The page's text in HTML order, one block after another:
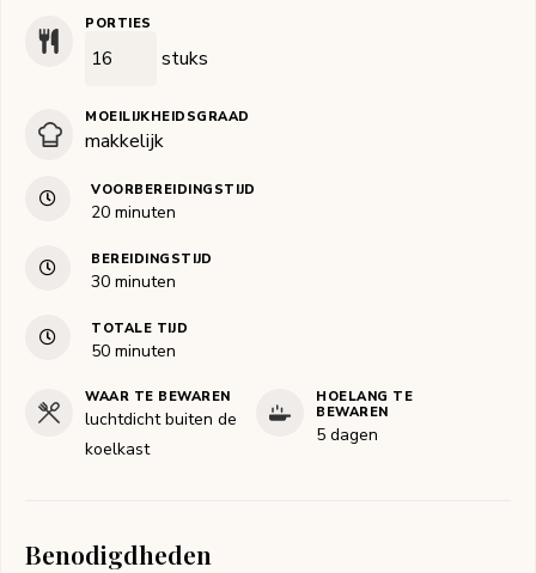
PORTIES
stuks
MOEILIJKHEIDSGRAAD
makkelijk
VOORBEREIDINGSTIJD
20minuten
minuten
BEREIDINGSTIJD
30minuten
minuten
TOTALE TIJD
50minuten
minuten
WAAR TE BEWAREN
luchtdicht buiten de
koelkast
HOELANG TE
BEWAREN
5 dagen
Benodigdheden